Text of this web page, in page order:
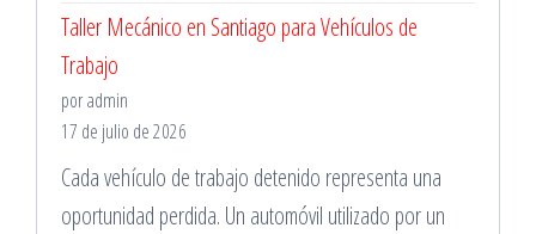
Región
de
Taller Mecánico en Santiago para Vehículos de
Trabajo
por admin
17 de julio de 2026
Cada vehículo de trabajo detenido representa una
oportunidad perdida. Un automóvil utilizado por un